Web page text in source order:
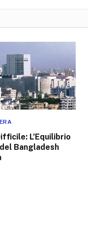
L’Equilibrio
Bangladesh